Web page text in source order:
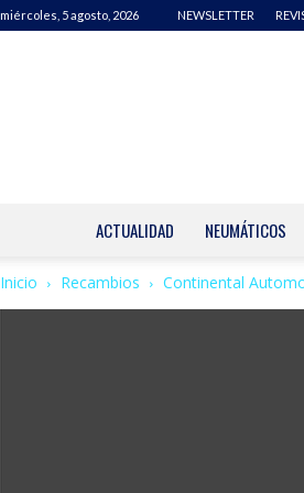
miércoles, 5 agosto, 2026 NEWSLETTER
ACTUALIDAD NEUMÁTICOS
Inicio Recambios Continental